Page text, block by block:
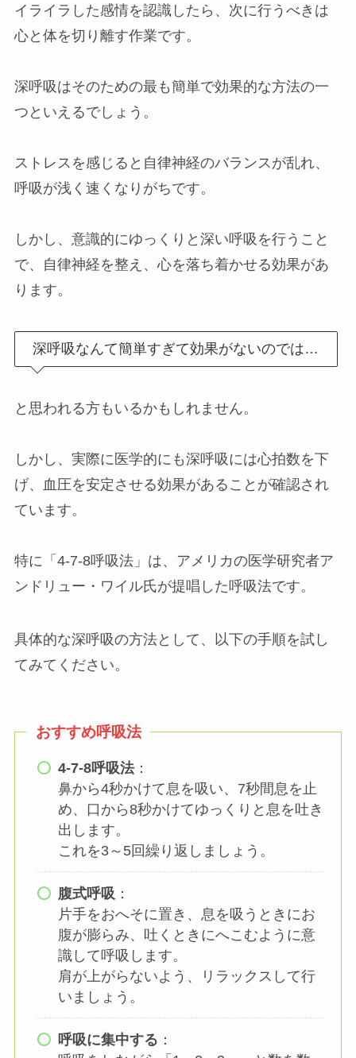
イライラした感情を認識したら、次に行うべきは
心と体を切り離す作業です。
深呼吸はそのための最も簡単で効果的な方法の一
つといえるでしょう。
ストレスを感じると自律神経のバランスが乱れ、
呼吸が浅く速くなりがちです。
しかし、意識的にゆっくりと深い呼吸を行うこと
で、自律神経を整え、心を落ち着かせる効果があ
ります。
深呼吸なんて簡単すぎて効果がないのでは…
と思われる方もいるかもしれません。
しかし、実際に医学的にも深呼吸には心拍数を下
げ、血圧を安定させる効果があることが確認され
ています。
特に「4-7-8呼吸法」は、アメリカの医学研究者ア
ンドリュー・ワイル氏が提唱した呼吸法です。
具体的な深呼吸の方法として、以下の手順を試し
てみてください。
おすすめ呼吸法
4-7-8呼吸法：
鼻から4秒かけて息を吸い、7秒間息を止
め、口から8秒かけてゆっくりと息を吐き
出します。
これを3～5回繰り返しましょう。
腹式呼吸 ：
片手をおへそに置き、息を吸うときにお
腹が膨らみ、吐くときにへこむように意
識して呼吸します。
肩が上がらないよう、リラックスして行
いましょう。
呼吸に集中する ：